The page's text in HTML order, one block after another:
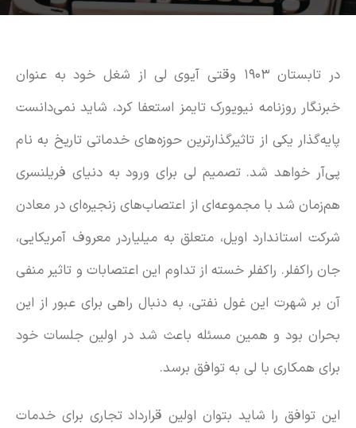
در تابستان ۱۹۰۳ وقتی آیوی لی از شغل خود به عنوان
خبرنگار روزنامه نیویورک تایمز استعفا کرد، شاید نمی‌دانست
پایه‌گذار یکی از تاثیرگذارترین حوزه‌های خدماتی تاریخ به نام
پی‌آر خواهد شد. تصمیم لی برای ورود به دنیای فریلنسری
هم‌‎زمان شد با مجموعه‌ای از اعتصاب‌های زنجیره‌ای در معادن
شرکت استاندارد اویل، متعلق به میلیاردر معروف آمریکایی،
جان راکفلر. راکفلر خسته از تداوم این اعتصابات و تاثیر منفی
آن بر شهرت این غول نفتی، به دنبال راهی برای عبور از این
بحران بود و همین مسئله باعث شد در اولین جلسات خود
برای همکاری با لی به توافق برسد.
این توافق را شاید بتوان اولین قرارداد تجاری برای خدمات